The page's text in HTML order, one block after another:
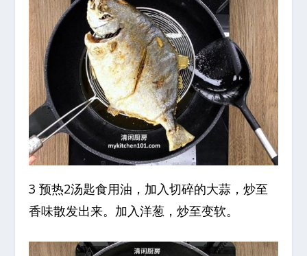
3 预热2汤匙食用油，加入切碎的大蒜，炒至
香味散发出来。加入洋葱，炒至变软。